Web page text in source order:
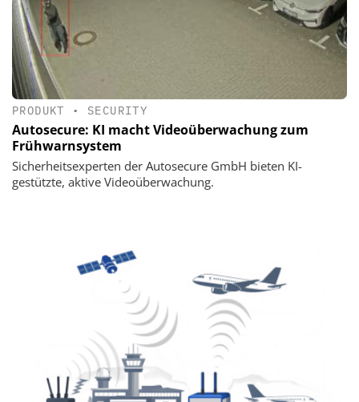
PRODUKT • SECURITY
Autosecure: KI macht Videoüberwachung zum
Frühwarnsystem
Sicherheitsexperten der Autosecure GmbH bieten KI-
gestützte, aktive Videoüberwachung.